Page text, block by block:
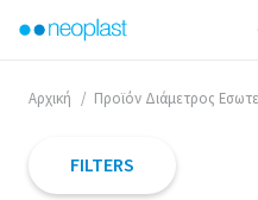
Αρχική / Προϊόν Διάμετρος
FILTERS